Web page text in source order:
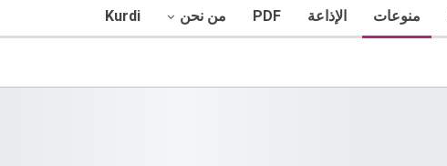
منوعات الإذاعة PDF من نحن Kurdi